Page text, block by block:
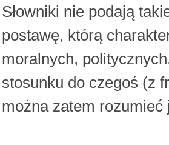
Słowniki nie podają
postawę, którą
moralnych,
stosunku do czegoś (z
można zatem rozumieć